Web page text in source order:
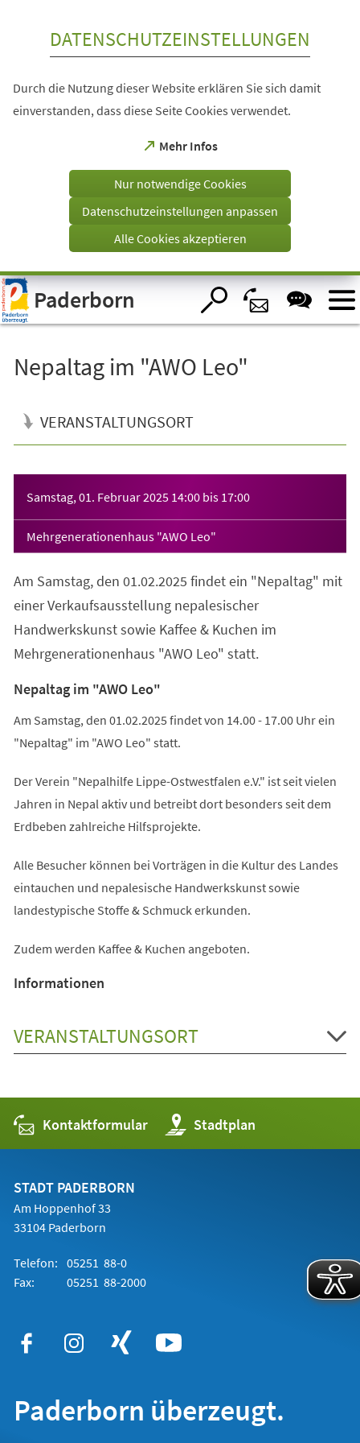
Visuelle
Assistenzsoftware
öffnen.
DATENSCHUTZEINSTELLUNGEN
Durch die Nutzung dieser Website erklären Sie sich damit
einverstanden, dass diese Seite Cookies verwendet.
Mehr Infos
(Öffnet
einem
Tab)
Nur notwendige Cookies
Datenschutzeinstellungen anpassen
Alle Cookies akzeptieren
Paderborn
Nepaltag im "AWO Leo"
VERANSTALTUNGSORT
Samstag, 01. Februar 2025 14:00 bis 17:00
Mehrgenerationenhaus "AWO Leo"
Am Samstag, den 01.02.2025 findet ein "Nepaltag" mit
einer Verkaufsausstellung nepalesischer
Handwerkskunst sowie Kaffee & Kuchen im
Mehrgenerationenhaus "AWO Leo" statt.
Nepaltag im "AWO Leo"
Am Samstag, den 01.02.2025 findet von 14.00 - 17.00 Uhr ein
"Nepaltag" im "AWO Leo" statt.
Der Verein "Nepalhilfe Lippe-Ostwestfalen e.V." ist seit vielen
Jahren in Nepal aktiv und betreibt dort besonders seit dem
Erdbeben zahlreiche Hilfsprojekte.
Alle Besucher können bei Vorträgen in die Kultur des Landes
eintauchen und nepalesische Handwerkskunst sowie
landestypische Stoffe & Schmuck erkunden.
Zudem werden Kaffee & Kuchen angeboten.
Informationen
VERANSTALTUNGSORT
Kontaktformular Stadtplan
(Öffnet
in
einem
STADT PADERBORN
Am Hoppenhof 33
33104 Paderborn
Telefon: 05251 88-0
Fax:
05251 88-2000
Paderborn überzeugt.